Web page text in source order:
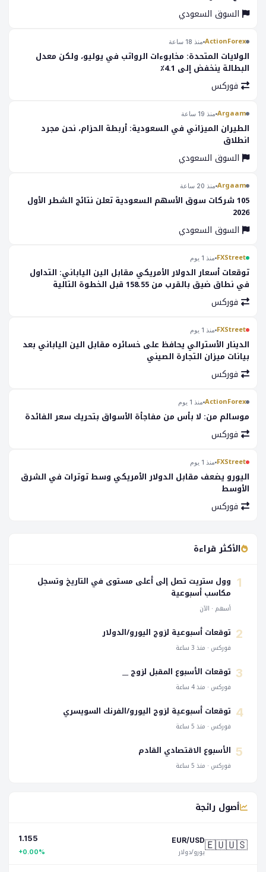
السوق السعودي
ActionForex منذ 18 ساعة
الولايات المتحدة: مخابوءات الرواتب في يوليو، ولكن معدل
البطالة ينخفض إلى 4.1٪
فوركس
Argaam منذ 19 ساعة
الطيران الميزاني في السعودية: أربطة الحزام، نحن مجرد
انطلاق
السوق السعودي
Argaam منذ 20 ساعة
105 شركات سوق الأسهم السعودية تعلن نتائج الشطر الأول
2026
السوق السعودي
FXStreet منذ 1 يوم
توقعات أسعار الدولار الأمريكي مقابل الين الياباني: التداول
في نطاق ضيق بالقرب من 158.55 قبل الخطوة التالية
فوركس
FXStreet منذ 1 يوم
الدينار الأسترالي يحافظ على خسائره مقابل الين الياباني بعد
بيانات ميزان التجارة الصيني
فوركس
ActionForex منذ 1 يوم
موسالم من: لا بأس من مفاجأة الأسواق بتحريك سعر الفائدة
فوركس
FXStreet منذ 1 يوم
اليورو يضعف مقابل الدولار الأمريكي وسط توترات في الشرق
الأوسط
فوركس
الأكثر قراءة
1 وول ستريت تصل إلى أعلى مستوى في التاريخ وتسجل
مكاسب أسبوعية
أسهم · الآن
2 توقعات أسبوعية لزوج اليورو/الدولار
فوركس · منذ 3 ساعة
3 توقعات الأسبوع المقبل لزوج __
فوركس · منذ 4 ساعة
4 توقعات أسبوعية لزوج اليورو/الفرنك السويسري
فوركس · منذ 5 ساعة
5 الأسبوع الاقتصادي القادم
فوركس · منذ 5 ساعة
أصول رائجة
🇪🇺🇺🇸
EUR/USD
يورو/دولار
1.155
+0.00%